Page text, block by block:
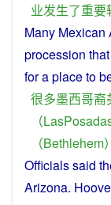
业发生了重要
Many Mexican
procession
foraplaceto
很多墨西哥裔
（
（Bethlehem）
Officialssaid
Arizona.